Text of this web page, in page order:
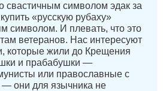
свастичным символом эдак за
«русскую рубаху»
символом. И плевать, что это
ветеранов. Нас интересуют
которые жили до Крещения
и прабабушки —
или православные с
они для язычника не